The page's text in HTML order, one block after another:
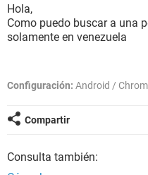
Hola,
Como puedo buscar a una
solamente en venezuela
Configuración: Android /
Compartir
Consulta también: